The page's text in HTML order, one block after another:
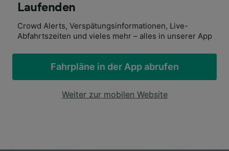
Laufenden
Crowd Alerts, Verspätungsinformationen, Live-
Abfahrtszeiten und vieles mehr – alles in unserer App
Fahrpläne in der App abrufen
Weiter zur mobilen Website